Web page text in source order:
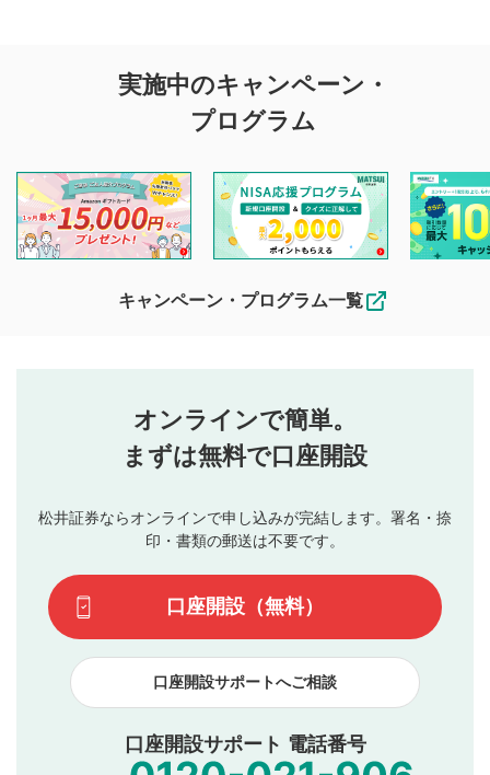
投稿するボタン
星で評価をすると投稿できます。（お名前とコメント
3
動画の評価
です）
投稿に関する注意
を目的として、各動画コンテンツに、評価およびコメントの
投稿ができます。利用者は以下の注意事項をご理解のうえ、
閲覧および投稿を行うものとしてください。
他の利用者が動画を視聴される際の参考になるコメントをお
待ちしております。
なお、投稿をもって、本注意事項に同意されたものとみなし
行ってください。
当社は、利用者同士、もしくは利用者と第三者間のトラ
ブルによって生じた損害に対して一切の責任を負いませ
評価およびコメントは当社にて審査のうえ、掲載となり
ます。掲載されるまでに日数がかかる場合や掲載されない
てはお答えできません。各動画コンテンツへの掲載をもっ
て結果のご連絡といたします。ご了承ください。
下記の項目に該当すると判断された投稿内容は、掲載を
見合わせる場合がございます。
本動画コンテンツとは無関係の内容の投稿
他者への誹謗中傷や差別的表現投稿
公序良俗に反する内容の投稿
氏名、住所、電話番号など個人を特定できる情報の
実施中のキャンペーン・
プログラム
キャンペーン・プログラム一覧
オンラインで簡単。
まずは無料で口座開設
松井証券ならオンラインで申し込みが完結します。署名・捺
印・書類の郵送は不要です。
口座開設（無料）
口座開設サポートへご相談
口座開設サポート 電話番号